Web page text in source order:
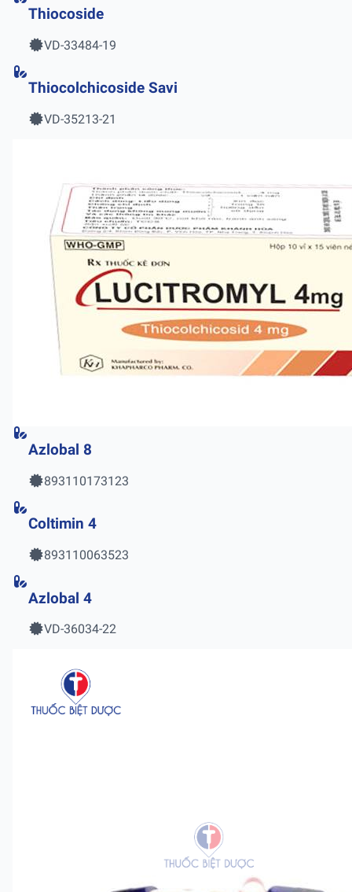
Thiocoside
VD-33484-19
Thiocolchicoside Savi
VD-35213-21
Azlobal 8
893110173123
Coltimin 4
893110063523
Azlobal 4
VD-36034-22